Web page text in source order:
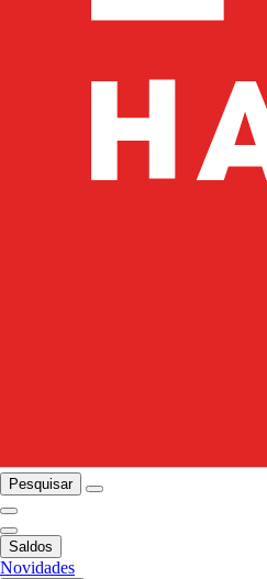
Pesquisar
Saldos
Novidades